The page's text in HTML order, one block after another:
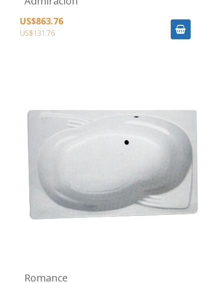
US$863.76
US$131.76
Romance